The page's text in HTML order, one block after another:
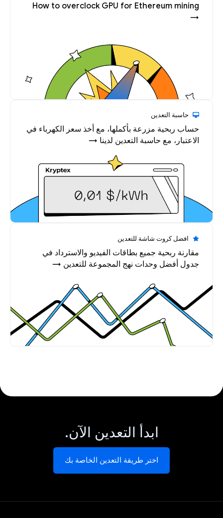
How to overclock GPU for Ethereum mining
→
حاسبة التعدين
حساب ربحية مزرعة بأكملها، مع أخذ سعر الكهرباء في
الاعتبار، مع حاسبة التعدين لدينا →
افضل كروت شاشة للتعدين
مقارنة ربحية جميع بطاقات الفيديو والاسترداد في
جدول أفضل وحدات نهج المجموعة للتعدين →
ابدأ التعدين الآن.
اختر طريقة التعدين الخاصة بك